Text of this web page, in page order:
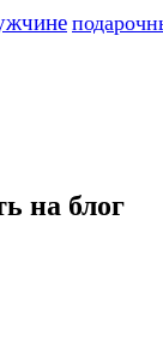
на блог